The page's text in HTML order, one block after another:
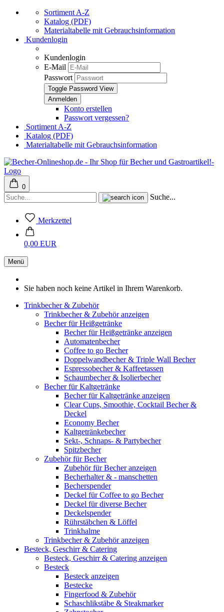
Sortiment A-Z
Katalog (PDF)
Materialtabelle mit Gebrauchsinformation
Kundenlogin
Kundenlogin
E-Mail
Passwort
Toggle Password View
Konto erstellen
Passwort vergessen?
Sortiment A-Z
Katalog (PDF)
Materialtabelle mit Gebrauchsinformation
0
Suche...
Merkzettel
0,00 EUR
Menü
Sie haben noch keine Artikel in Ihrem Warenkorb.
Trinkbecher & Zubehör
Trinkbecher & Zubehör anzeigen
Becher für Heißgetränke
Becher für Heißgetränke anzeigen
Automatenbecher
Coffee to go Becher
Doppelwandbecher & Triple Wall Becher
Espressobecher & Kaffeetassen
Schaumbecher & Isolierbecher
Becher für Kaltgetränke
Becher für Kaltgetränke anzeigen
Clear Cups, Smoothie, Cocktail Becher &
Deckel
Economy Becher
Kaltgetränkebecher
Sekt-, Schnaps- & Partybecher
Spitzbecher
Zubehör für Becher
Zubehör für Becher anzeigen
Becherhalter & - manschetten
Becherspender
Deckel für Coffee to go Becher
Deckel für diverse Becher
Deckelspender
Rührstäbchen & Löffel
Trinkhalme
Trinkbecher & Zubehör anzeigen
Besteck, Geschirr & Catering
Besteck, Geschirr & Catering anzeigen
Besteck
Besteck anzeigen
Bestecke
Fingerfood & Zubehör
Schaschlikstäbe & Steakmarker